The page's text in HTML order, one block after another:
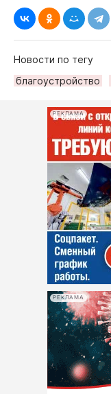
Новости по тегу
благоустройство
РЕКЛАМА
РЕКЛАМА